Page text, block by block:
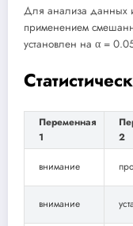
Для анализа данных
применением
установлен на α =
Переменная
1
2
внимание
внимание